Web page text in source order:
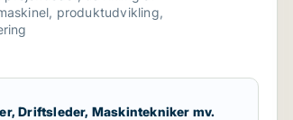
produktudvikling,
Driftsleder, Maskintekniker mv.